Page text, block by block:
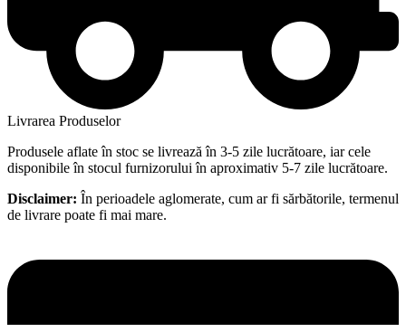
Livrarea Produselor
Produsele aflate în stoc se livrează în 3-5 zile lucrătoare, iar cele
disponibile în stocul furnizorului în aproximativ 5-7 zile lucrătoare.
Disclaimer: În perioadele aglomerate, cum ar fi sărbătorile, termenul
de livrare poate fi mai mare.